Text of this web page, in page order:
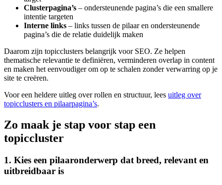
Clusterpagina’s – ondersteunende pagina’s die een smallere
intentie targeten
Interne links – links tussen de pilaar en ondersteunende
pagina’s die de relatie duidelijk maken
Daarom zijn topicclusters belangrijk voor SEO. Ze helpen
thematische relevantie te definiëren, verminderen overlap in content
en maken het eenvoudiger om op te schalen zonder verwarring op je
site te creëren.
Voor een heldere uitleg over rollen en structuur, lees uitleg over
topicclusters en pilaarpagina’s.
Zo maak je stap voor stap een
topiccluster
1. Kies een pilaaronderwerp dat breed, relevant en
uitbreidbaar is